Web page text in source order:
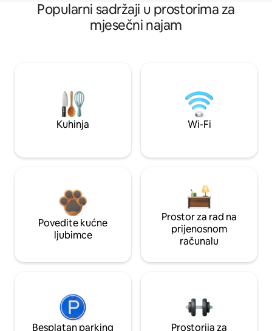
Popularni sadržaji u prostorima za
mjesečni najam
Kuhinja Wi-Fi
Povedite kućne
ljubimce
Prostor za rad na
prijenosnom
računalu
Besplatan parking
Prostorija za